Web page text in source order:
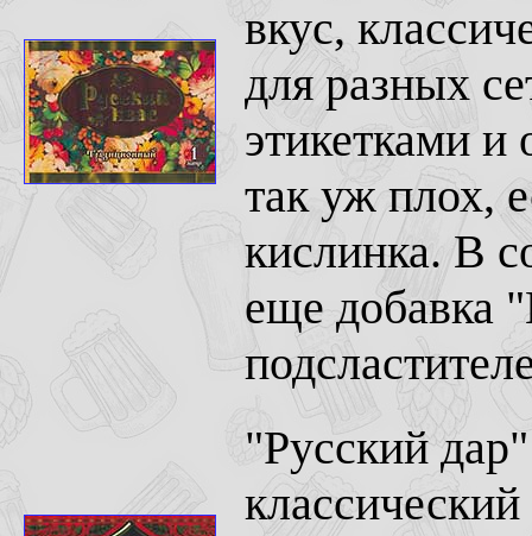
вкус,
для разных
этикетками
так уж плох,
кислинка. В
еще добавка
"Русский